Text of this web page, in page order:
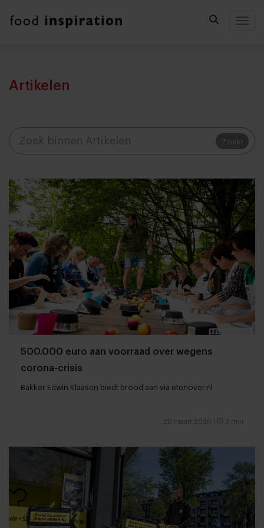
Artikelen
Zoek!
500.000 euro aan voorraad over wegens
corona-crisis
Bakker Edwin Klaasen biedt brood aan via etenover.nl
20 maart 2020 3 min